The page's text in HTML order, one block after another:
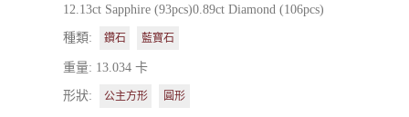
12.13ct Sapphire (93pcs)0.89ct Diamond (106pcs)
種類: 鑽石 藍寶石
重量: 13.034 卡
形狀: 公主方形 圓形